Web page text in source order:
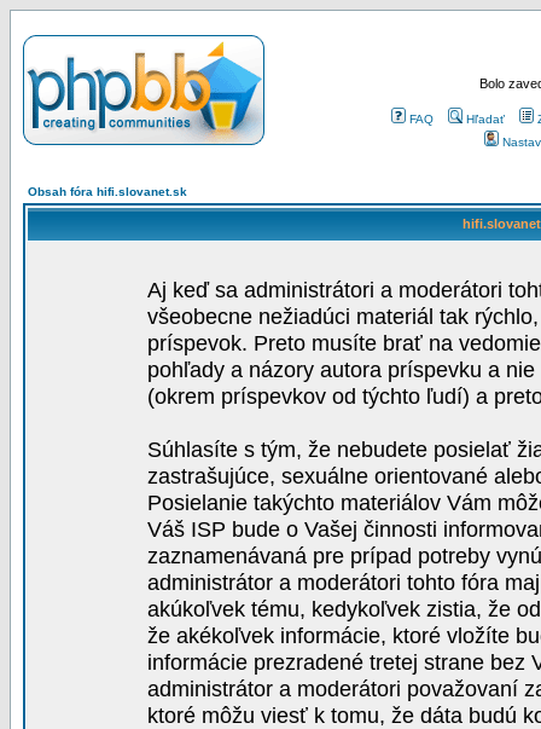
Bolo
FAQ Hľadať
Obsah fóra hifi.slovanet.sk
Aj keď sa administrátori a moderátori
všeobecne nežiadúci materiál tak
príspevok. Preto musíte brať na
pohľady a názory autora príspevku a
(okrem príspevkov od týchto ľudí) a
Súhlasíte s tým, že nebudete posielať
zastrašujúce, sexuálne orientované
Posielanie takýchto materiálov Vám
Váš ISP bude o Vašej činnosti
zaznamenávaná pre prípad potreby
administrátor a moderátori tohto fóra
akúkoľvek tému, kedykoľvek zistia, že
že akékoľvek informácie, ktoré vložíte
informácie prezradené tretej strane bez
administrátor a moderátori považovaní
ktoré môžu viesť k tomu, že dáta budú